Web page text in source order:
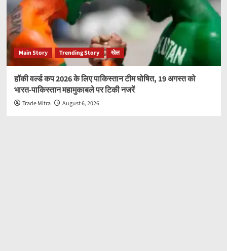
Main Story Trending Story खेल
हॉकी वर्ल्ड कप 2026 के लिए पाकिस्तान टीम घोषित, 19 अगस्त को
भारत-पाकिस्तान महामुकाबले पर टिकी नजरें
Trade Mitra August 6, 2026